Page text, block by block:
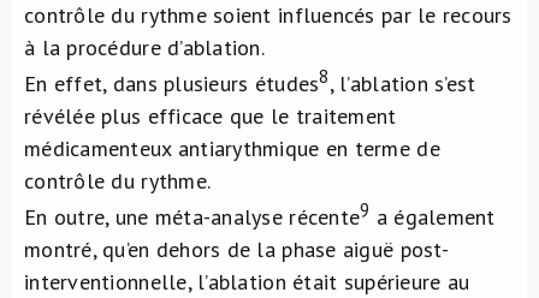
contrôle du rythme soient influencés par le recours
à la procédure d’ablation.
En effet, dans plusieurs études8, l’ablation s’est
révélée plus efficace que le traitement
médicamenteux antiarythmique en terme de
contrôle du rythme.
En outre, une méta-analyse récente9 a également
montré, qu’en dehors de la phase aiguë post-
interventionnelle, l’ablation était supérieure au